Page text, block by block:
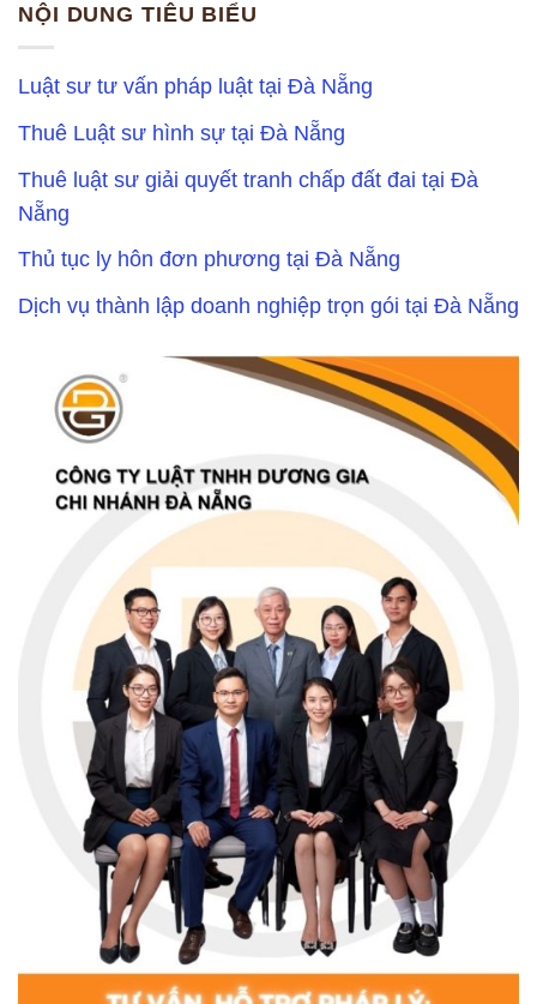
NỘI DUNG TIÊU BIỂU
Luật sư tư vấn pháp luật tại Đà Nẵng
Thuê Luật sư hình sự tại Đà Nẵng
Thuê luật sư giải quyết tranh chấp đất đai tại Đà
Nẵng
Thủ tục ly hôn đơn phương tại Đà Nẵng
Dịch vụ thành lập doanh nghiệp trọn gói tại Đà Nẵng